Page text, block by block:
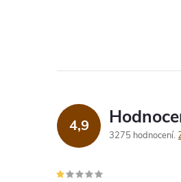
4,9
3275 hodnocení